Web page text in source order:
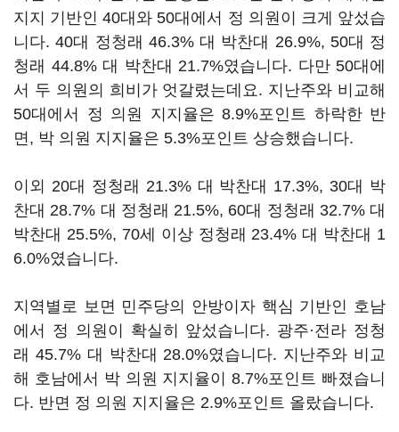
지지 기반인 40대와 50대에서 정 의원이 크게 앞섰습
니다. 40대 정청래 46.3% 대 박찬대 26.9%, 50대 정
청래 44.8% 대 박찬대 21.7%였습니다. 다만 50대에
서 두 의원의 희비가 엇갈렸는데요. 지난주와 비교해
50대에서 정 의원 지지율은 8.9%포인트 하락한 반
면, 박 의원 지지율은 5.3%포인트 상승했습니다.
이외 20대 정청래 21.3% 대 박찬대 17.3%, 30대 박
찬대 28.7% 대 정청래 21.5%, 60대 정청래 32.7% 대
박찬대 25.5%, 70세 이상 정청래 23.4% 대 박찬대 1
6.0%였습니다.
지역별로 보면 민주당의 안방이자 핵심 기반인 호남
에서 정 의원이 확실히 앞섰습니다. 광주·전라 정청
래 45.7% 대 박찬대 28.0%였습니다. 지난주와 비교
해 호남에서 박 의원 지지율이 8.7%포인트 빠졌습니
다. 반면 정 의원 지지율은 2.9%포인트 올랐습니다.